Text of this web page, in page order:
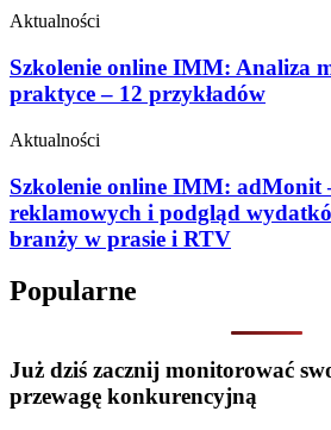
Aktualności
Szkolenie online IMM: Analiza
praktyce – 12 przykładów
Aktualności
Szkolenie online IMM: adMonit
reklamowych i podgląd
branży w prasie i RTV
Popularne
Już dziś zacznij monitorować
przewagę konkurencyjną